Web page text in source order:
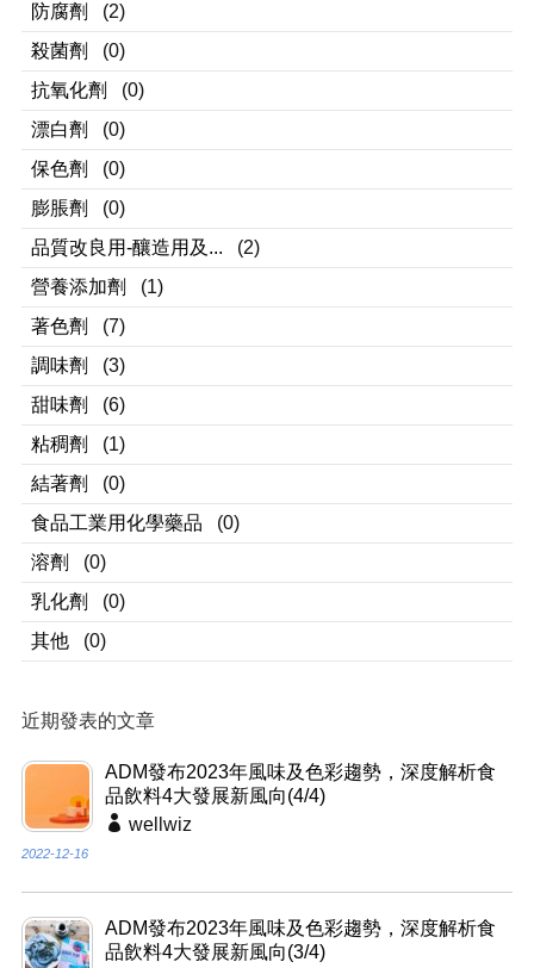
防腐劑
(2)
殺菌劑
(0)
抗氧化劑
(0)
漂白劑
(0)
保色劑
(0)
膨脹劑
(0)
品質改良用-釀造用及...
(2)
營養添加劑
(1)
著色劑
(7)
調味劑
(3)
甜味劑
(6)
粘稠劑
(1)
結著劑
(0)
食品工業用化學藥品
(0)
溶劑
(0)
乳化劑
(0)
其他
(0)
近期發表的文章
ADM發布2023年風味及色彩趨勢，深度解析食
品飲料4大發展新風向(4/4)
wellwiz
2022-12-16
ADM發布2023年風味及色彩趨勢，深度解析食
品飲料4大發展新風向(3/4)